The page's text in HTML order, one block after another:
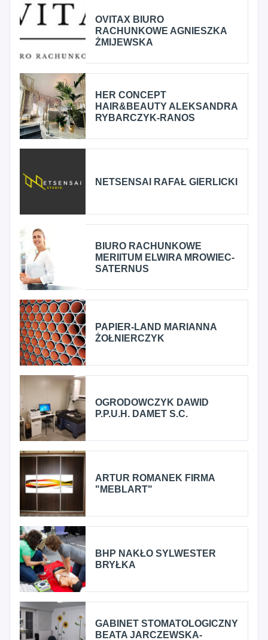
OVITAX BIURO
RACHUNKOWE AGNIESZKA
ŻMIJEWSKA
HER CONCEPT
HAIR&BEAUTY ALEKSANDRA
RYBARCZYK-RANOS
NETSENSAI RAFAŁ GIERLICKI
BIURO RACHUNKOWE
MERIITUM ELWIRA MROWIEC-
SATERNUS
PAPIER-LAND MARIANNA
ŻOŁNIERCZYK
OGRODOWCZYK DAWID
P.P.U.H. DAMET S.C.
ARTUR ROMANEK FIRMA
"MEBLART"
BHP NAKŁO SYLWESTER
BRYŁKA
GABINET STOMATOLOGICZNY
BEATA JARCZEWSKA-